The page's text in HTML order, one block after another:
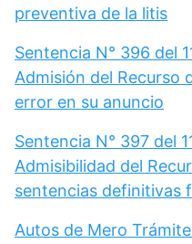
preventiva de la litis
Sentencia N° 396 del
Admisión del Recurso
error en su anuncio
Sentencia N° 397 del
Admisibilidad del
sentencias definitivas
Autos de Mero